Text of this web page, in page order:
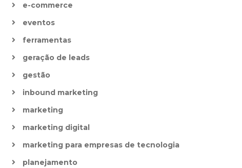
e-commerce
eventos
ferramentas
geração de leads
gestão
inbound marketing
marketing
marketing digital
marketing para empresas de tecnologia
planejamento